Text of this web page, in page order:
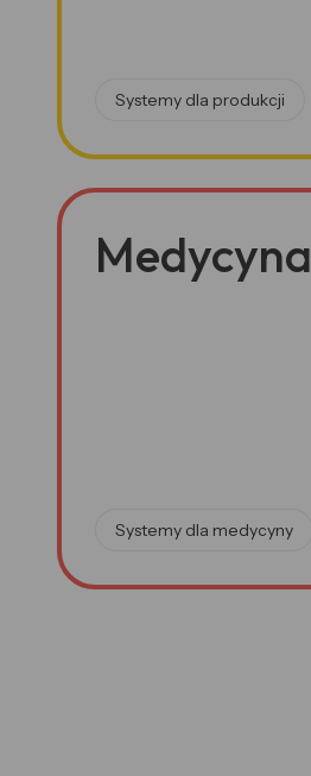
Systemy dla produkcji
Medycyna
Systemy dla medycyny